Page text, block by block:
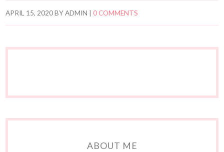
APRIL 15, 2020BYADMIN |0 COMMENTS
ABOUT ME